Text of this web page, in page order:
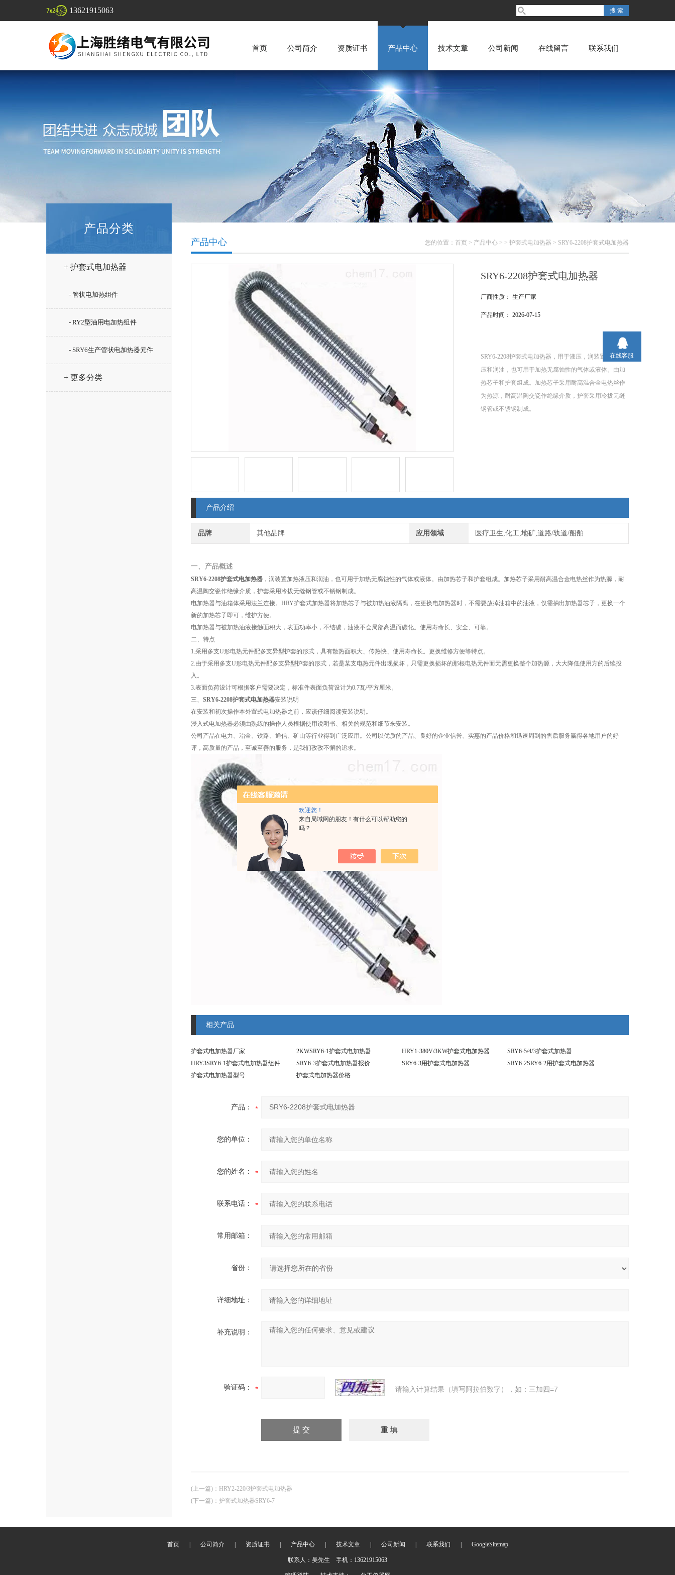
欢迎您！
来自局域网的朋友！有什么可以帮助您的
吗？
13621915063
首页 公司简介 资质证书 产品中心 技术文章 公司新闻 在线留言 联系我们
产品分类
+ 护套式电加热器
- 管状电加热组件
- RY2型油用电加热组件
- SRY6生产管状电加热器元件
+ 更多分类
您的位置： 首页 > 产品中心 > > 护套式电加热器 > SRY6-2208护套式电加热器
产品中心
SRY6-2208护套式电加热器
厂商性质： 生产厂家
产品时间： 2026-07-15
SRY6-2208护套式电加热器，用于液压，润装置加热液
压和润油，也可用于加热无腐蚀性的气体或液体。由加
热芯子和护套组成。加热芯子采用耐高温合金电热丝作
为热源，耐高温陶交瓷作绝缘介质，护套采用冷拔无缝
钢管或不锈钢制成。
产品介绍
品牌 其他品牌 应用领域 医疗卫生,化工,地矿,道路/轨道/船舶
一、产品概述
SRY6-2208护套式电加热器 ，润装置加热液压和润油，也可用于加热无腐蚀性的气体或液体。由加热芯子和护套组成。加热芯子采用耐高温合金电热丝作为热源，耐
高温陶交瓷作绝缘介质，护套采用冷拔无缝钢管或不锈钢制成。
电加热器与油箱体采用法兰连接。HRY护套式加热器将加热芯子与被加热油液隔离，在更换电加热器时，不需要放掉油箱中的油液，仅需抽出加热器芯子，更换一个
新的加热芯子即可，维护方便。
电加热器与被加热油液接触面积大，表面功率小，不结碳，油液不会局部高温而碳化。使用寿命长、安全、可靠。
二、特点
1.采用多支U形电热元件配多支异型护套的形式，具有散热面积大、传热快、使用寿命长。更换维修方便等特点。
2.由于采用多支U形电热元件配多支异型护套的形式，若是某支电热元件出现损坏，只需更换损坏的那根电热元件而无需更换整个加热源，大大降低使用方的后续投
入。
3.表面负荷设计可根据客户需要决定，标准件表面负荷设计为0.7瓦/平方厘米。
三、 SRY6-2208护套式电加热器安装说明
在安装和初次操作本外置式电加热器之前，应该仔细阅读安装说明。
浸入式电加热器必须由熟练的操作人员根据使用说明书、相关的规范和细节来安装。
公司产品在电力、冶金、铁路、通信、矿山等行业得到广泛应用。公司以优质的产品、良好的企业信誉、实惠的产品价格和迅速周到的售后服务赢得各地用户的好
评，高质量的产品，至诚至善的服务，是我们孜孜不懈的追求。
相关产品
护套式电加热器厂家 2KWSRY6-1护套式电加热器 HRY1-380V/3KW护套式电加热器
SRY6-5/4/3护套式加热器
HRY3SRY6-1护套式电加热器组件
SRY6-3护套式电加热器报价 SRY6-3用护套式电加热器
SRY6-2SRY6-2用护套式电加热器
护套式电加热器型号
护套式电加热器价格
产品：
您的单位：
您的姓名：
联系电话：
常用邮箱：
省份：
详细地址：
补充说明：
验证码： 请输入计算结果（填写阿拉伯数字），如：三加四=7
(上一篇) ： HRY2-220/3护套式电加热器
(下一篇) ： 护套式加热器SRY6-7
首页 公司简介 资质证书 产品中心 技术文章 公司新闻 联系我们 GoogleSitemap
联系人：吴先生 手机：13621915063
在线客服